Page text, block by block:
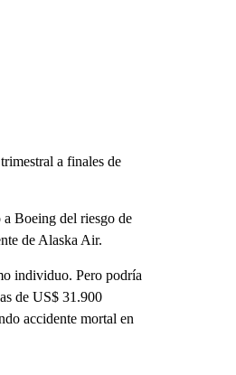
a finales de
Boeing del riesgo de
de Alaska Air.
individuo. Pero podría
de US$ 31.900
accidente mortal en